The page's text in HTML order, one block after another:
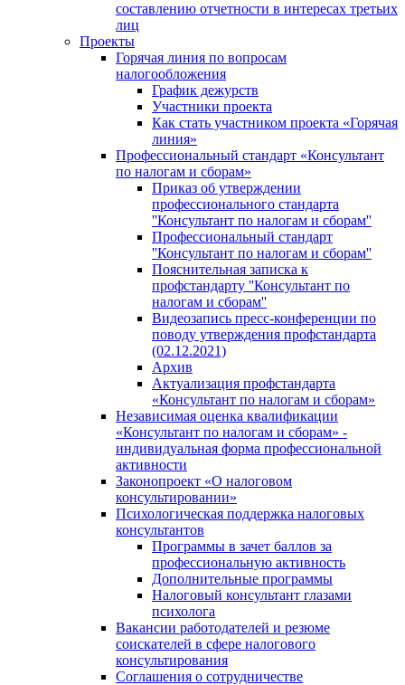
составлению отчетности в интересах третьих
лиц
Проекты
Горячая линия по вопросам
налогообложения
График дежурств
Участники проекта
Как стать участником проекта «Горячая
линия»
Профессиональный стандарт «Консультант
по налогам и сборам»
Приказ об утверждении
профессионального стандарта
''Консультант по налогам и сборам''
Профессиональный стандарт
''Консультант по налогам и сборам''
Пояснительная записка к
профстандарту ''Консультант по
налогам и сборам''
Видеозапись пресс-конференции по
поводу утверждения профстандарта
(02.12.2021)
Архив
Актуализация профстандарта
«Консультант по налогам и сборам»
Независимая оценка квалификации
«Консультант по налогам и сборам» -
индивидуальная форма профессиональной
активности
Законопроект «О налоговом
консультировании»
Психологическая поддержка налоговых
консультантов
Программы в зачет баллов за
профессиональную активность
Дополнительные программы
Налоговый консультант глазами
психолога
Вакансии работодателей и резюме
соискателей в сфере налогового
консультирования
Соглашения о сотрудничестве